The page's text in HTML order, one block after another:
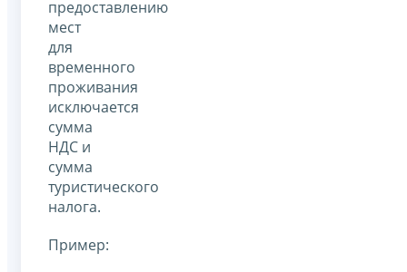
предоставлению
мест
для
временного
проживания
исключается
сумма
НДС и
сумма
туристического
налога.
Пример: